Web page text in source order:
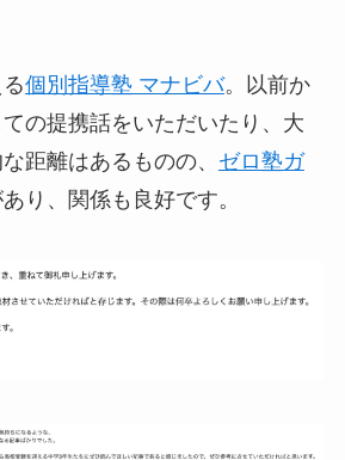
個別指導塾 マナビバ。以前か
の提携話をいただいたり、大
距離はあるものの、 ゼロ塾ガ
り、関係も良好です。